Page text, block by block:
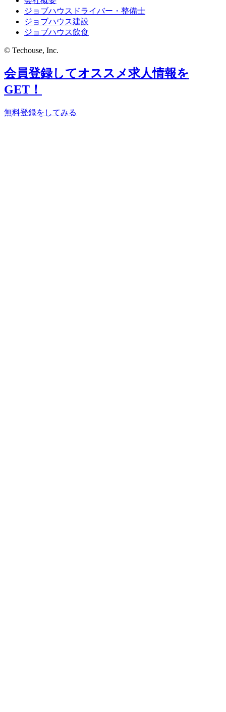
ジョブハウスドライバー・整備士
ジョブハウス建設
ジョブハウス飲食
© Techouse, Inc.
会員登録してオススメ求人情報を
GET！
無料登録をしてみる